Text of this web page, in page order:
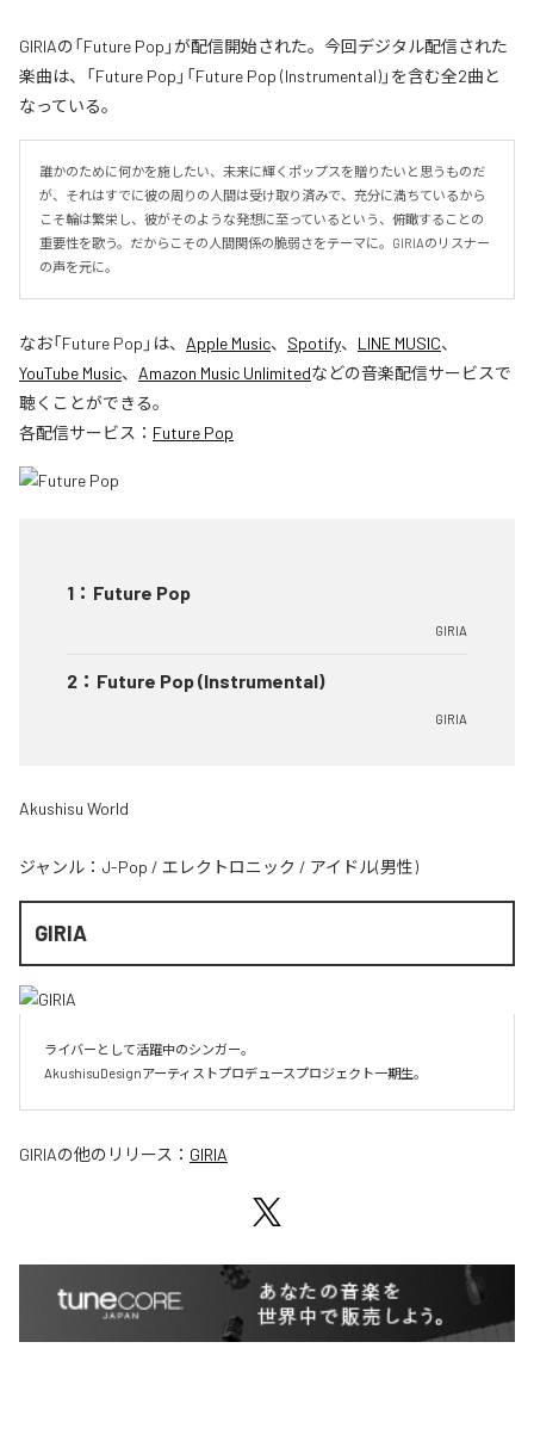
GIRIAの「Future Pop」が配信開始された。今回デジタル配信された
楽曲は、「Future Pop」「Future Pop (Instrumental)」を含む全2曲と
なっている。
誰かのために何かを施したい、未来に輝くポップスを贈りたいと思うものだ
が、それはすでに彼の周りの人間は受け取り済みで、充分に満ちているから
こそ輪は繁栄し、彼がそのような発想に至っているという、俯瞰することの
重要性を歌う。だからこその人間関係の脆弱さをテーマに。GIRIAのリスナー
の声を元に。
なお「Future Pop 」は、 Apple Music、 Spotify、 LINE MUSIC、
YouTube Music、 Amazon Music Unlimitedなどの音楽配信サービスで
聴くことができる。
各配信サービス： Future Pop
1 ： Future Pop
GIRIA
2 ： Future Pop (Instrumental)
GIRIA
Akushisu World
ジャンル： J-Pop / エレクトロニック / アイドル(男性)
GIRIA
ライバーとして活躍中のシンガー。
AkushisuDesignアーティストプロデュースプロジェクト一期生。
GIRIAの他のリリース： GIRIA